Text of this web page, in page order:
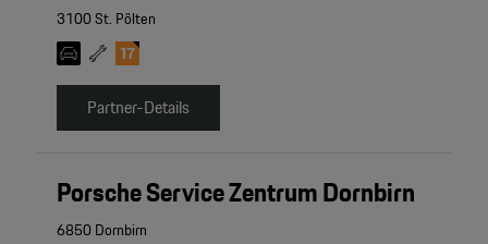
3100 St. Pölten
Partner-Details
Porsche Service Zentrum Dornbirn
6850 Dornbirn